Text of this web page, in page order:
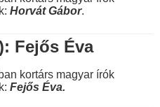
Horvát Gábor.
Fejős Éva
kortárs magyar írók
Fejős Éva.